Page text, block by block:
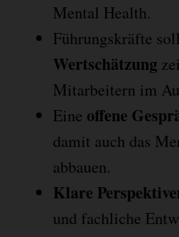
Mental Health.
Führungskräfte
Wertschätzung
Mitarbeitern im
Eine offene
damit auch das
abbauen.
Klare
und fachliche